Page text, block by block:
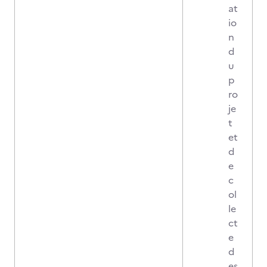
at
io
n
d
u
p
ro
je
t
et
d
e
c
ol
le
ct
e
d